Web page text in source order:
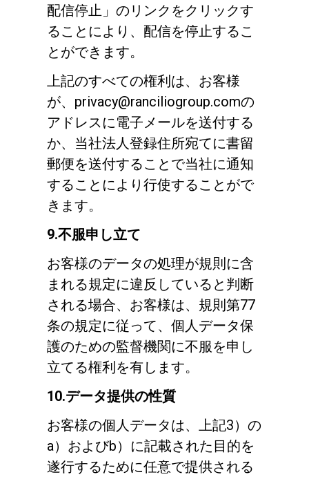
配信停止」のリンクをクリックす
ることにより、配信を停止するこ
とができます。
上記のすべての権利は、お客様
が、privacy@ranciliogroup.comの
アドレスに電子メールを送付する
か、当社法人登録住所宛てに書留
郵便を送付することで当社に通知
することにより行使することがで
きます。
9.不服申し立て
お客様のデータの処理が規則に含
まれる規定に違反していると判断
される場合、お客様は、規則第77
条の規定に従って、個人データ保
護のための監督機関に不服を申し
立てる権利を有します。
10.データ提供の性質
お客様の個人データは、上記3）の
a）およびb）に記載された目的を
遂行するために任意で提供される